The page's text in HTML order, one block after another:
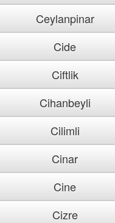
Ceylanpinar
Cide
Ciftlik
Cihanbeyli
Cilimli
Cinar
Cine
Cizre